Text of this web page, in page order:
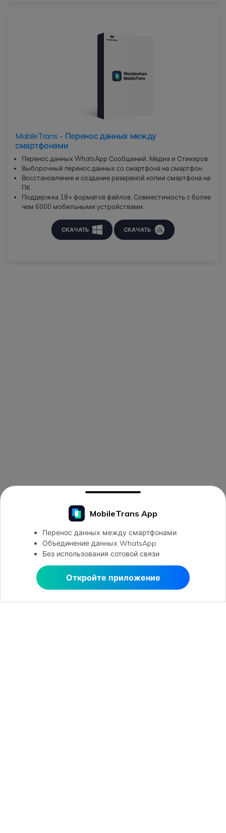
MobileTrans App
Перенос данных между смартфонами
Объединение данных WhatsApp
Без использования сотовой связи
Откройте приложение
Открыть в MobileTrans
MobileTrans - Перенос данных между
смартфонами
Перенос данных WhatsApp Сообщений, Медиа и Стикеров.
Выборочный перенос данных со смартфона на смартфон.
Восстановление и создание резервной копии смартфона на
ПК.
Поддержка 18+ форматов файлов, Совместимость с более
чем 6000 мобильными устройствами.
СКАЧАТЬ СКАЧАТЬ
Открыть в MobileTrans